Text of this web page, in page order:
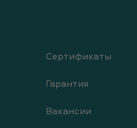
Сертификаты
Гарантия
Вакансии